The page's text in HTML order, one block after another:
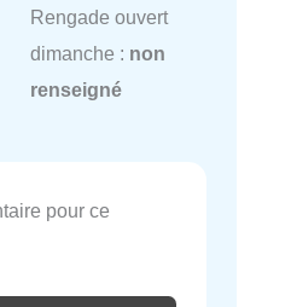
Rengade ouvert
dimanche : non
renseigné
pour ce